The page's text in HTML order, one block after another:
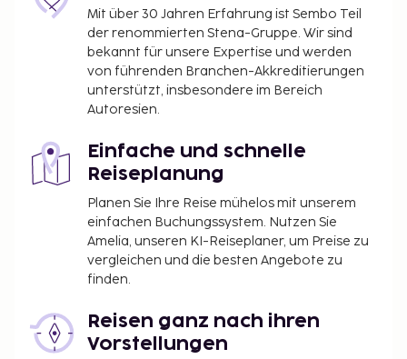
Mit über 30 Jahren Erfahrung ist Sembo Teil
der renommierten Stena-Gruppe. Wir sind
bekannt für unsere Expertise und werden
von führenden Branchen-Akkreditierungen
unterstützt, insbesondere im Bereich
Autoresien.
Einfache und schnelle
Reiseplanung
Planen Sie Ihre Reise mühelos mit unserem
einfachen Buchungssystem. Nutzen Sie
Amelia, unseren KI-Reiseplaner, um Preise zu
vergleichen und die besten Angebote zu
finden.
Reisen ganz nach ihren
Vorstellungen